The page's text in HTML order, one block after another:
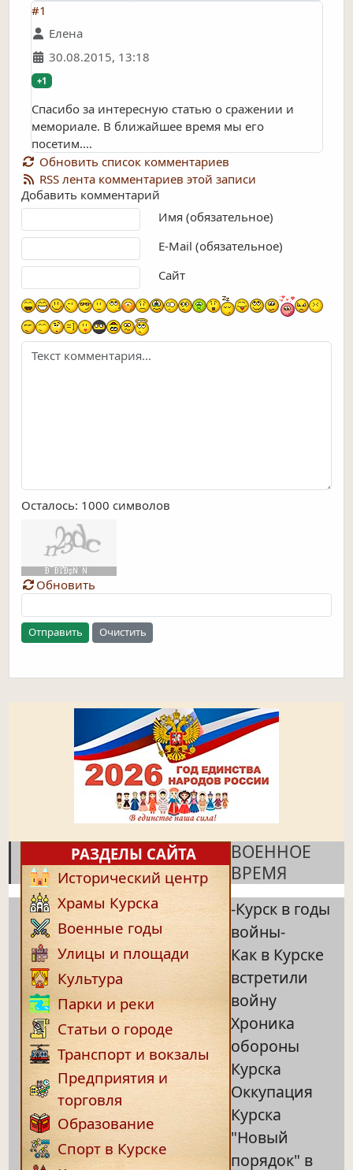
РАЗДЕЛЫ САЙТА
Исторический центр
Храмы Курска
Военные годы
Улицы и площади
Культура
Парки и реки
Статьи о городе
Транспорт и вокзалы
Предприятия и
торговля
Образование
Спорт в Курске
ВОЕННОЕ
ВРЕМЯ
-Курск в годы
войны-
Как в Курске
встретили
войну
Хроника
обороны
Курска
Оккупация
Курска
"Новый
порядок" в
#1
Елена
30.08.2015, 13:18
+1
Спасибо за интересную статью о сражении и
мемориале. В ближайшее время мы его
посетим....
Обновить список комментариев
RSS лента комментариев этой записи
Добавить комментарий
Имя (обязательное)
E-Mail (обязательное)
Сайт
Осталось: 1000 символов
Обновить
Отправить Очистить